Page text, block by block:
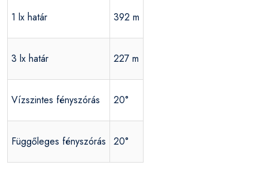
1 lx határ 392 m
3 lx határ 227 m
Vízszintes fényszórás 20°
Függőleges fényszórás 20°